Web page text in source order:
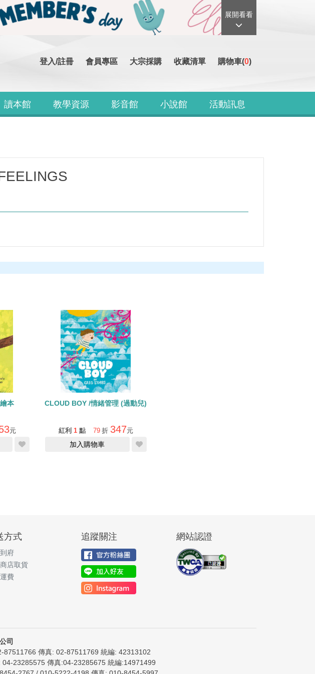
展開看看
登入/註冊 會員專區 大宗採購 收藏清單 購物車(0)
讀本館 教學資源 影音館 小說館 活動訊息
本
元
CLOUD BOY /情緒管理 (過動兒)
紅利 1 點 79 折 347元
加入購物車
方式
府
店取貨
費
追蹤關注 網站認證
司
87511766 傳真: 02-87511769 統編: 42313102
23285575 傳真:04-23285675 統編:14971499